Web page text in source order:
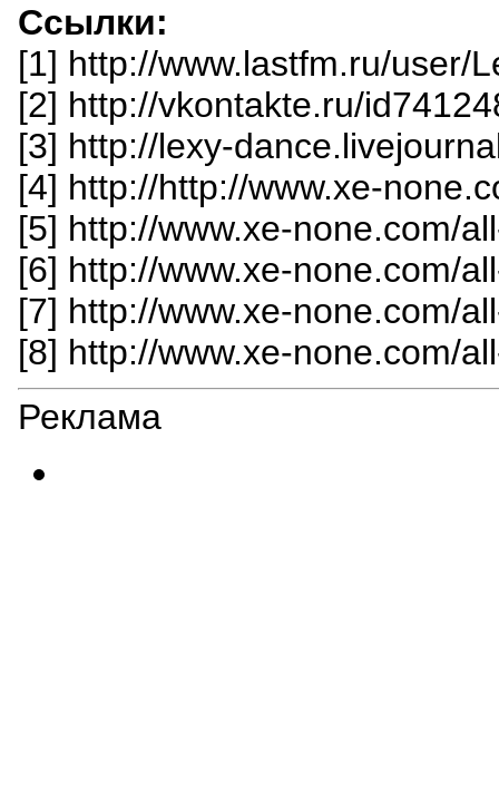
Ссылки:
[1] http://www.lastfm.ru/user/
[2] http://vkontakte.ru/
[3] http://lexy-
[4] http://http://www.xe-
[5] http://www.xe-none.com/
[6] http://www.xe-none.com/
[7] http://www.xe-none.com/
[8] http://www.xe-none.com/
Реклама